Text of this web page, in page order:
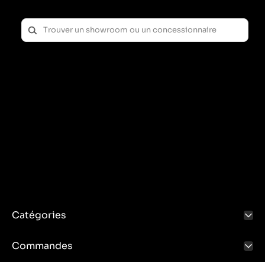
Catégories
Commandes